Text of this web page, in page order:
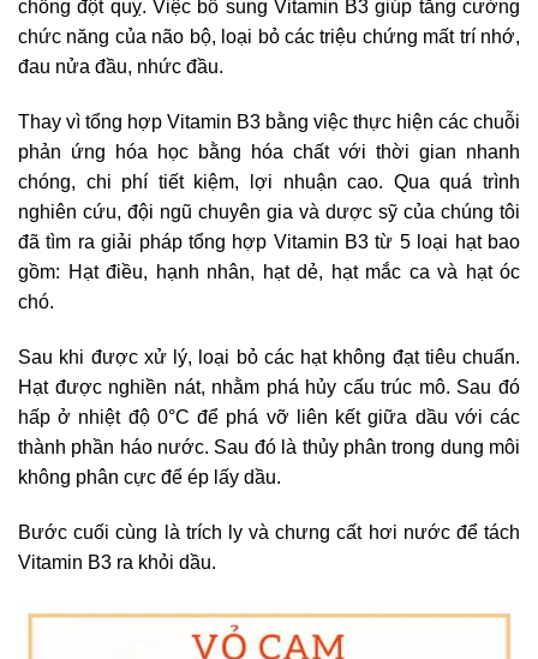
chống đột quỵ. Việc bổ sung Vitamin B3 giúp tăng cường
chức năng của não bộ, loại bỏ các triệu chứng mất trí nhớ,
đau nửa đầu, nhức đầu.
Thay vì tổng hợp Vitamin B3 bằng việc thực hiện các chuỗi
phản ứng hóa học bằng hóa chất với thời gian nhanh
chóng, chi phí tiết kiệm, lợi nhuận cao. Qua quá trình
nghiên cứu, đội ngũ chuyên gia và dược sỹ của chúng tôi
đã tìm ra giải pháp tổng hợp Vitamin B3 từ 5 loại hạt bao
gồm: Hạt điều, hạnh nhân, hạt dẻ, hạt mắc ca và hạt óc
chó.
Sau khi được xử lý, loại bỏ các hạt không đạt tiêu chuẩn.
Hạt được nghiền nát, nhằm phá hủy cấu trúc mô. Sau đó
hấp ở nhiệt độ 0°C để phá vỡ liên kết giữa dầu với các
thành phần háo nước. Sau đó là thủy phân trong dung môi
không phân cực để ép lấy dầu.
Bước cuối cùng là trích ly và chưng cất hơi nước để tách
Vitamin B3 ra khỏi dầu.